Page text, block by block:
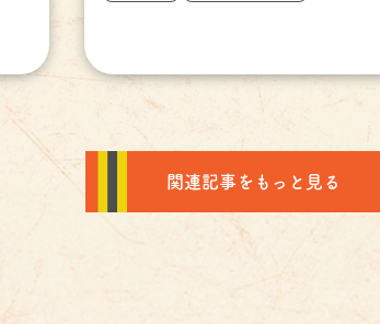
関連記事をもっと見る